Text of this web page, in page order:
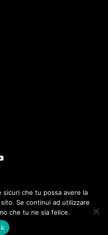
- Tutti i diritti riservati - P.
sicuri che tu possa avere la
Se continui ad utilizzare
che tu ne sia felice.